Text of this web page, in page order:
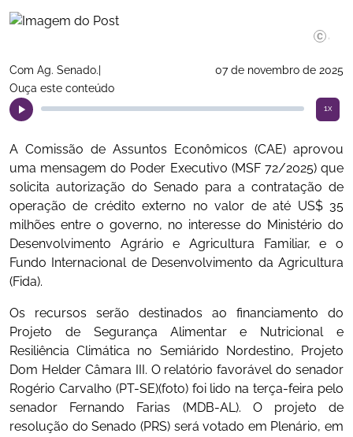
Com Ag. Senado.|
07 de novembro de 2025
Ouça este conteúdo
1x
A Comissão de Assuntos Econômicos (CAE) aprovou
uma mensagem do Poder Executivo (MSF 72/2025) que
solicita autorização do Senado para a contratação de
operação de crédito externo no valor de até US$ 35
milhões entre o governo, no interesse do Ministério do
Desenvolvimento Agrário e Agricultura Familiar, e o
Fundo Internacional de Desenvolvimento da Agricultura
(Fida).
Os recursos serão destinados ao financiamento do
Projeto de Segurança Alimentar e Nutricional e
Resiliência Climática no Semiárido Nordestino, Projeto
Dom Helder Câmara III. O relatório favorável do senador
Rogério Carvalho (PT-SE)(foto) foi lido na terça-feira pelo
senador Fernando Farias (MDB-AL). O projeto de
resolução do Senado (PRS) será votado em Plenário, em